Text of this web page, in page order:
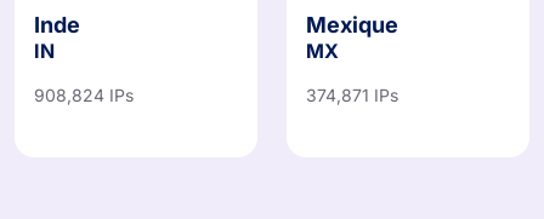
Inde
IN
908,824 IPs
Mexique
MX
374,871 IPs